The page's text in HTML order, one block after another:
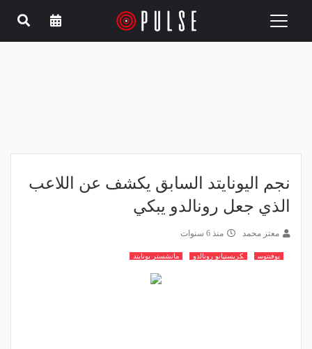
Toggle
نجم اليونايتد السابق يكشف عن اللاعب
الذي جعل رونالدو يبكي
معتز محمد منذ 6 سنوات
يوفنتوس كريستيانو رونالدو مانشستر يونايتد